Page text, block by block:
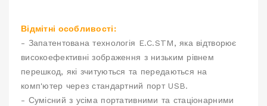
Відмітні особливості:
- Запатентована технологія E.C.STM, яка відтворює
високоефективні зображення з низьким рівнем
перешкод, які зчитуються та передаються на
комп'ютер через стандартний порт USB.
- Сумісний з усіма портативними та стаціонарними